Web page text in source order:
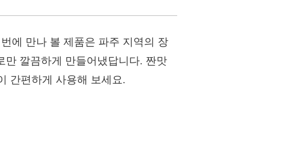
에 만나 볼 제품은 파주 지역의 장
만 깔끔하게 만들어냈답니다. 짠맛
간편하게 사용해 보세요.